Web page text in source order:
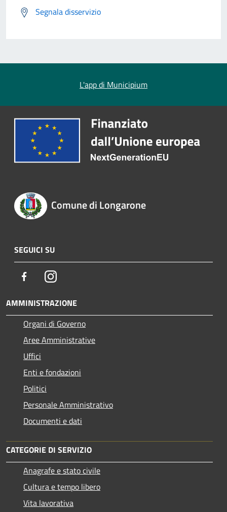
Segnala disservizio
L'app di Municipium
Comune di Longarone
SEGUICI SU
FacebookInstagram
AMMINISTRAZIONE
Organi di Governo
Aree Amministrative
Uffici
Enti e fondazioni
Politici
Personale Amministrativo
Documenti e dati
CATEGORIE DI SERVIZIO
Anagrafe e stato civile
Cultura e tempo libero
Vita lavorativa